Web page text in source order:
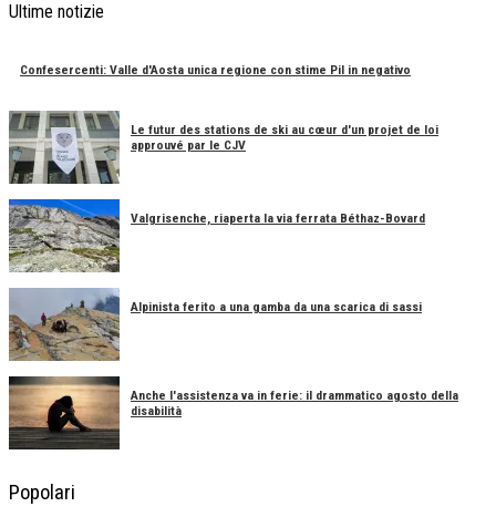
Ultime notizie
Confesercenti: Valle d'Aosta unica regione con stime Pil in negativo
Le futur des stations de ski au cœur d'un projet de loi
approuvé par le CJV
Valgrisenche, riaperta la via ferrata Béthaz-Bovard
Alpinista ferito a una gamba da una scarica di sassi
Anche l'assistenza va in ferie: il drammatico agosto della
disabilità
Popolari